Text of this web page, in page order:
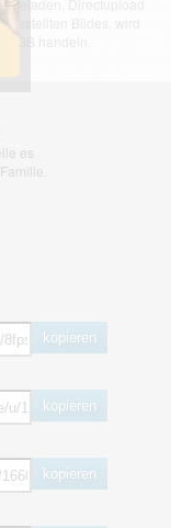
Directupload
Bildes, wird
handeln.
es
kopieren
kopieren
kopieren